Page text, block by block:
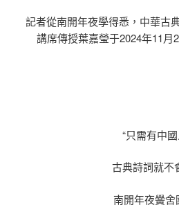
記者從南開年夜學得悉，中華古
講席傳授葉嘉瑩于2024年11月
“只需有中
古典詩詞就不
南開年夜黌舍